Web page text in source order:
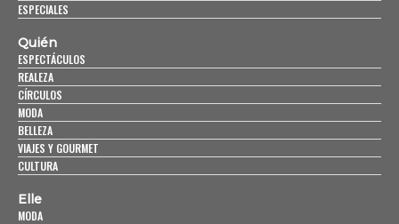
ESPECIALES
Quién
ESPECTÁCULOS
REALEZA
CÍRCULOS
MODA
BELLEZA
VIAJES Y GOURMET
CULTURA
Elle
MODA